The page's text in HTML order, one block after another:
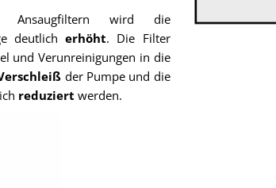
wird die
deutlich erhöht. Die Filter
und Verunreinigungen in die
der Pumpe und die
reduziert werden.